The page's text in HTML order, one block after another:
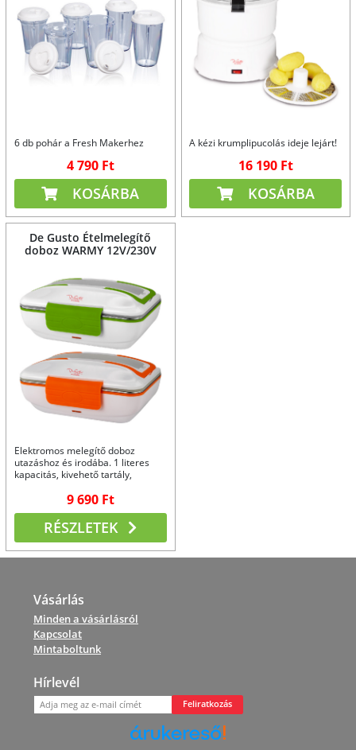
6 db pohár a Fresh Makerhez
4 790 Ft
KOSÁRBA
A kézi krumplipucolás ideje lejárt!
16 190 Ft
KOSÁRBA
De Gusto Ételmelegítő
doboz WARMY 12V/230V
Elektromos melegítő doboz
utazáshoz és irodába. 1 literes
kapacitás, kivehető tartály,
9 690 Ft
RÉSZLETEK
Vásárlás
Minden a vásárlásról
Kapcsolat
Mintaboltunk
Hírlevél
Feliratkozás